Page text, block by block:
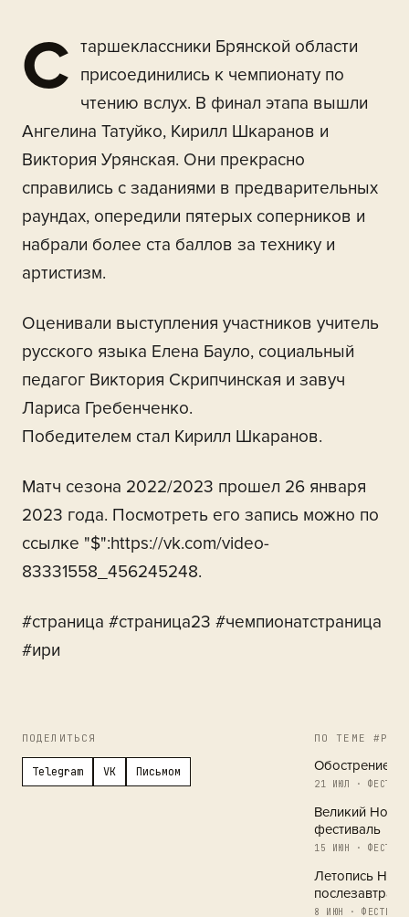
С таршеклассники Брянской области
присоединились к чемпионату по
чтению вслух. В финал этапа вышли
Ангелина Татуйко, Кирилл Шкаранов и
Виктория Урянская. Они прекрасно
справились с заданиями в предварительных
раундах, опередили пятерых соперников и
набрали более ста баллов за технику и
артистизм.
Оценивали выступления участников учитель
русского языка Елена Бауло, социальный
педагог Виктория Скрипчинская и завуч
Лариса Гребенченко.
Победителем стал Кирилл Шкаранов.
Матч сезона 2022/2023 прошел 26 января
2023 года. Посмотреть его запись можно по
ссылке "$":https://vk.com/video-
83331558_456245248.
#страница #страница23 #чемпионатстраница
#ири
ПОДЕЛИТЬСЯ
Telegram VK Письмом
ПО ТЕМЕ
Обострение в
21 ИЮЛ ·
Великий
фестиваль
15 ИЮН ·
Летопись
послезавтра
8 ИЮН ·